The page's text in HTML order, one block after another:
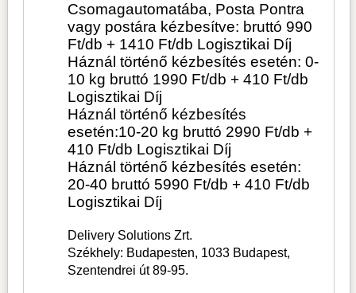
Csomagautomatába, Posta Pontra
vagy postára kézbesítve: bruttó 990
Ft/db + 1410 Ft/db Logisztikai Díj
Háznál történő kézbesítés esetén: 0-
10 kg bruttó 1990 Ft/db + 410 Ft/db
Logisztikai Díj
Háznál történő kézbesítés
esetén:10-20 kg bruttó 2990 Ft/db +
410 Ft/db Logisztikai Díj
Háznál történő kézbesítés esetén:
20-40 bruttó 5990 Ft/db + 410 Ft/db
Logisztikai Díj
Delivery Solutions Zrt.
Székhely: Budapesten, 1033 Budapest,
Szentendrei út 89-95.